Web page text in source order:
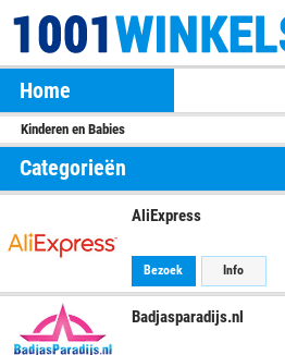
Home
Kinderen en Babies
Categorieën
AliExpress
Bezoek Info
Badjasparadijs.nl